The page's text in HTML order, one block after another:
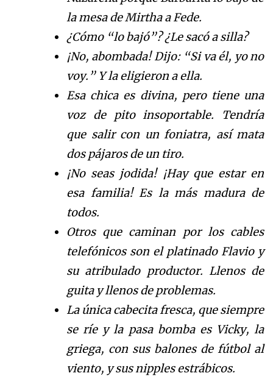
la mesa de Mirtha a Fede.
¿Cómo “lo bajó”? ¿Le sacó a silla?
¡No, abombada! Dijo: “Si va él, yo no
voy.” Y la eligieron a ella.
Esa chica es divina, pero tiene una
voz de pito insoportable. Tendría
que salir con un foniatra, así mata
dos pájaros de un tiro.
¡No seas jodida! ¡Hay que estar en
esa familia! Es la más madura de
todos.
Otros que caminan por los cables
telefónicos son el platinado Flavio y
su atribulado productor. Llenos de
guita y llenos de problemas.
La única cabecita fresca, que siempre
se ríe y la pasa bomba es Vicky, la
griega, con sus balones de fútbol al
viento, y sus nipples estrábicos.